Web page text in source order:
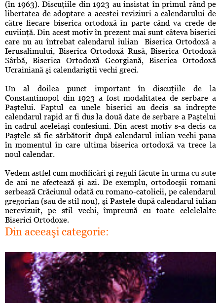
(în 1963). Discuţiile din 1923 au insistat în primul rând pe
libertatea de adoptare a acestei reviziuri a calendarului de
către fiecare biserica ortodoxă în parte când va crede de
cuviinţă. Din acest motiv în prezent mai sunt câteva biserici
care nu au întrebat calendarul iulian Biserica Ortodoxă a
Ierusalimului, Biserica Ortodoxă Rusă, Biserica Ortodoxă
Sârbă, Biserica Ortodoxă Georgiană, Biserica Ortodoxă
Ucrainiană şi calendariştii vechi greci.
Un al doilea punct important în discuţiile de la
Constantinopol din 1923 a fost modalitatea de serbare a
Paştelui. Faptul ca unele biserici au decis sa indrepte
calendarul rapid ar fi dus la două date de serbare a Paştelui
în cadrul aceleiaşi confesiuni. Din acest motiv s-a decis ca
Paştele să fie sărbătorit după calendarul iulian vechi pana
în momentul în care ultima biserica ortodoxă va trece la
noul calendar.
Vedem astfel cum modificări şi reguli făcute în urma cu sute
de ani ne afectează şi azi. De exemplu, ortodocşii romani
serbează Crăciunul odată cu romano-catolicii, pe calendarul
gregorian (sau de stil nou), şi Pastele după calendarul iulian
nerevizuit, pe stil vechi, împreună cu toate celelelalte
Biserici Ortodoxe.
Din aceeaşi categorie: